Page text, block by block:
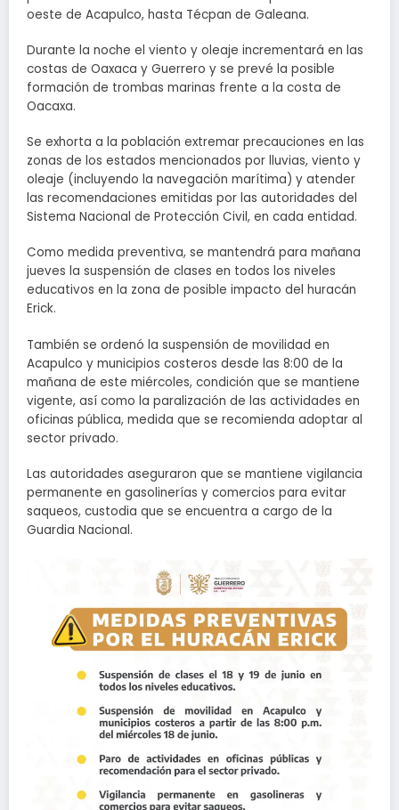
oeste de Acapulco, hasta Técpan de Galeana.
Durante la noche el viento y oleaje incrementará en las
costas de Oaxaca y Guerrero y se prevé la posible
formación de trombas marinas frente a la costa de
Oacaxa.
Se exhorta a la población extremar precauciones en las
zonas de los estados mencionados por lluvias, viento y
oleaje (incluyendo la navegación marítima) y atender
las recomendaciones emitidas por las autoridades del
Sistema Nacional de Protección Civil, en cada entidad.
Como medida preventiva, se mantendrá para mañana
jueves la suspensión de clases en todos los niveles
educativos en la zona de posible impacto del huracán
Erick.
También se ordenó la suspensión de movilidad en
Acapulco y municipios costeros desde las 8:00 de la
mañana de este miércoles, condición que se mantiene
vigente, así como la paralización de las actividades en
oficinas pública, medida que se recomienda adoptar al
sector privado.
Las autoridades aseguraron que se mantiene vigilancia
permanente en gasolinerías y comercios para evitar
saqueos, custodia que se encuentra a cargo de la
Guardia Nacional.